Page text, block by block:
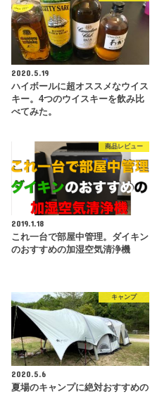
2020.5.19
ハイボールに超オススメなウイス
キー。4つのウイスキーを飲み比
べてみた。
商品レビュー
2019.1.18
これ一台で部屋中管理。ダイキン
のおすすめの加湿空気清浄機
キャンプ
2020.5.6
夏場のキャンプに絶対おすすめの